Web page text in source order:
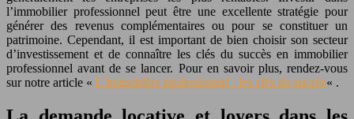
l’immobilier professionnel peut être une excellente stratégie pour
générer des revenus complémentaires ou pour se constituer un
patrimoine. Cependant, il est important de bien choisir son secteur
d’investissement et de connaître les clés du succès en immobilier
professionnel avant de se lancer. Pour en savoir plus, rendez-vous
sur notre article « L’immobilier professionnel : les clés du succès« .